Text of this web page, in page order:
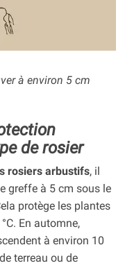
à environ 5 cm
de rosier
rosiers arbustifs, il
greffe à 5 cm sous le
protège les plantes
En automne,
à environ 10
terreau ou de